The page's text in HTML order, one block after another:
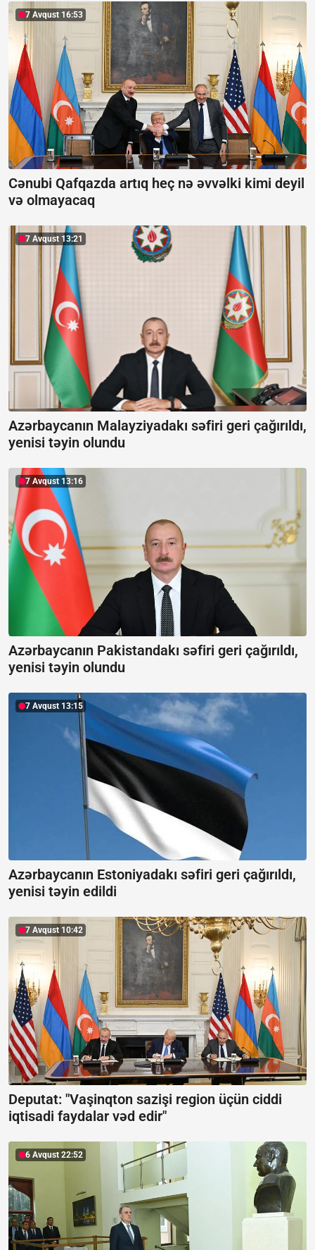
7 Avqust 16:53
Cənubi Qafqazda artıq heç nə əvvəlki kimi deyil
və olmayacaq
7 Avqust 13:21
Azərbaycanın Malayziyadakı səfiri geri çağırıldı,
yenisi təyin olundu
7 Avqust 13:16
Azərbaycanın Pakistandakı səfiri geri çağırıldı,
yenisi təyin olundu
7 Avqust 13:15
Azərbaycanın Estoniyadakı səfiri geri çağırıldı,
yenisi təyin edildi
7 Avqust 10:42
Deputat: "Vaşinqton sazişi region üçün ciddi
iqtisadi faydalar vəd edir"
6 Avqust 22:52